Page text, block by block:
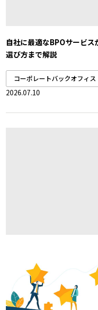
自社に最適なBPOサービス
選び方まで解説
コーポレートバックオフィス
2026.07.10